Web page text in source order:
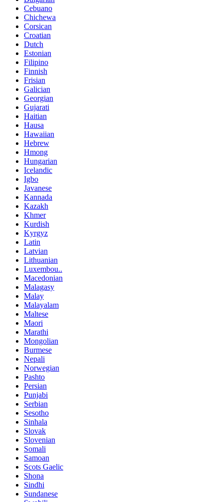
Cebuano
Chichewa
Corsican
Croatian
Dutch
Estonian
Filipino
Finnish
Frisian
Galician
Georgian
Gujarati
Haitian
Hausa
Hawaiian
Hebrew
Hmong
Hungarian
Icelandic
Igbo
Javanese
Kannada
Kazakh
Khmer
Kurdish
Kyrgyz
Latin
Latvian
Lithuanian
Luxembou..
Macedonian
Malagasy
Malay
Malayalam
Maltese
Maori
Marathi
Mongolian
Burmese
Nepali
Norwegian
Pashto
Persian
Punjabi
Serbian
Sesotho
Sinhala
Slovak
Slovenian
Somali
Samoan
Scots Gaelic
Shona
Sindhi
Sundanese